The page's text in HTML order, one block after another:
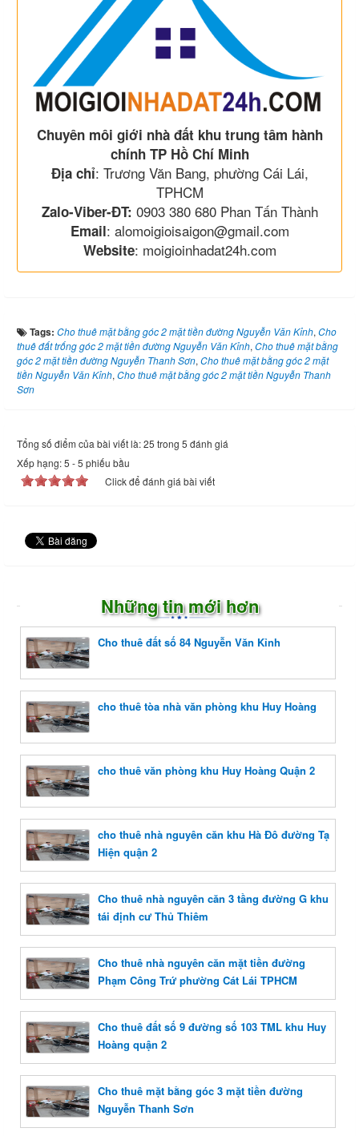
Chuyên môi giới nhà đất khu trung tâm hành
chính TP Hồ Chí Minh
Địa chỉ: Trương Văn Bang, phường Cái Lái,
TPHCM
Zalo-Viber-ĐT: 0903 380 680 Phan Tấn Thành
Email: alomoigioisaigon@gmail.com
Website: moigioinhadat24h.com
Tags: Cho thuê mặt bằng góc 2 mặt tiền đường Nguyễn Văn Kỉnh,Cho
thuê đất trống góc 2 mặt tiền đường Nguyễn Văn Kỉnh,Cho thuê mặt bằng
góc 2 mặt tiền đường Nguyễn Thanh Sơn,Cho thuê mặt bằng góc 2 mặt
tiền Nguyễn Văn Kỉnh,Cho thuê mặt bằng góc 2 mặt tiền Nguyễn Thanh
Sơn
Tổng số điểm của bài viết là: 25 trong 5 đánh giá
Xếp hạng:5 -5 phiếu bầu
Click để đánh giá bài viết
Những tin mới hơn
Cho thuê đất số 84 Nguyễn Văn Kỉnh
cho thuê tòa nhà văn phòng khu Huy Hoàng
cho thuê văn phòng khu Huy Hoàng Quận 2
cho thuê nhà nguyên căn khu Hà Đô đường Tạ
Hiện quận 2
Cho thuê nhà nguyên căn 3 tầng đường G khu
tái định cư Thủ Thiêm
Cho thuê nhà nguyên căn mặt tiền đường
Phạm Công Trứ phường Cát Lái TPHCM
Cho thuê đất số 9 đường số 103 TML khu Huy
Hoàng quận 2
Cho thuê mặt bằng góc 3 mặt tiền đường
Nguyễn Thanh Sơn